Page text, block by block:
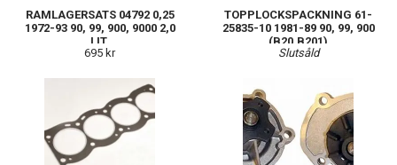
RAMLAGERSATS 04792 0,25
1972-93 90, 99, 900, 9000 2,0
LIT.
695 kr
TOPPLOCKSPACKNING 61-
25835-10 1981-89 90, 99, 900
(B20,B201)
Slutsåld